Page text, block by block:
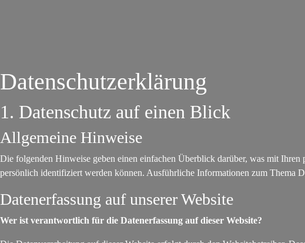
Datenschutzerklärung
1. Datenschutz auf einen Blick
Allgemeine Hinweise
Die folgenden Hinweise geben einen einfachen Überblick darüber, was mit Ihren
persönlich identifiziert werden können. Ausführliche Informationen zum Thema
Datenerfassung auf unserer Website
Wer ist verantwortlich für die Datenerfassung auf dieser Website?